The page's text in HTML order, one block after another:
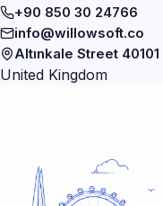
+90 850 30 24766
info@willowsoft.co
Altınkale Street
United Kingdom